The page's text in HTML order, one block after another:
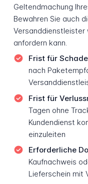
Geltendmachung
Bewahren Sie auch
Versanddienstleister
anfordern kann.
Frist für
nach
Frist für
Tagen ohne
Kundendienst
einzuleiten
Erforderliche
Kaufnachweis
Lieferschein mit